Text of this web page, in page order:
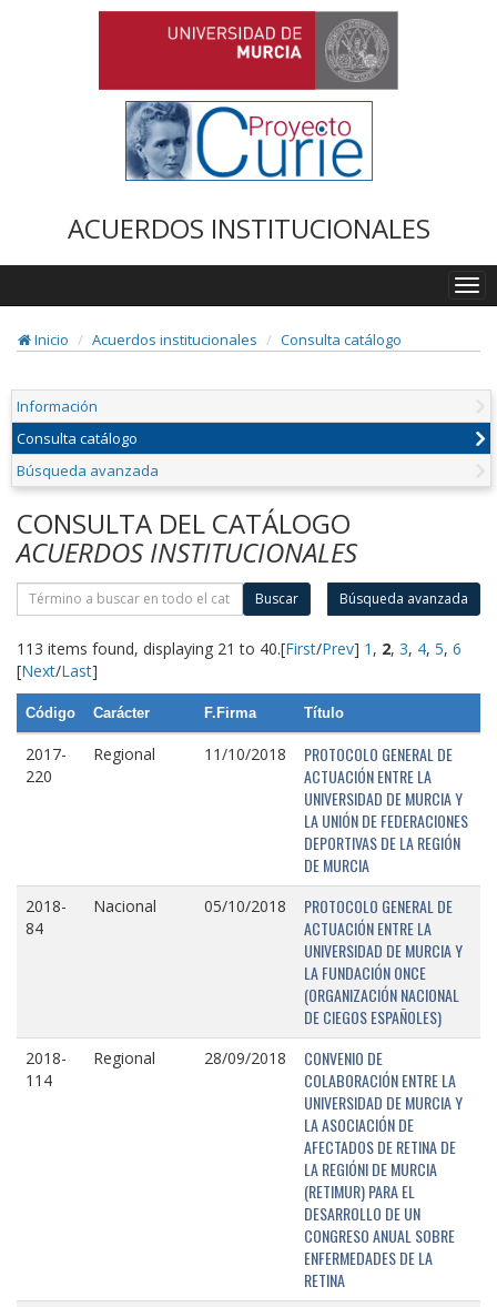
ACUERDOS INSTITUCIONALES
Inicio
Acuerdos institucionales Consulta catálogo
Información
Consulta catálogo
Búsqueda avanzada
CONSULTA DEL CATÁLOGO
ACUERDOS INSTITUCIONALES
Buscar Búsqueda avanzada
113 items found, displaying 21 to 40.[First/Prev] 1 , 2, 3, 4, 5, 6
[Next/Last]
Código Carácter F.Firma Título
2017-
220
Regional 11/10/2018
PROTOCOLO GENERAL DE
ACTUACIÓN ENTRE LA
UNIVERSIDAD DE MURCIA Y
LA UNIÓN DE FEDERACIONES
DEPORTIVAS DE LA REGIÓN
DE MURCIA
2018-
84
Nacional 05/10/2018
PROTOCOLO GENERAL DE
ACTUACIÓN ENTRE LA
UNIVERSIDAD DE MURCIA Y
LA FUNDACIÓN ONCE
(ORGANIZACIÓN NACIONAL
DE CIEGOS ESPAÑOLES)
2018-
114
Regional 28/09/2018
CONVENIO DE
COLABORACIÓN ENTRE LA
UNIVERSIDAD DE MURCIA Y
LA ASOCIACIÓN DE
AFECTADOS DE RETINA DE
LA REGIÓNI DE MURCIA
(RETIMUR) PARA EL
DESARROLLO DE UN
CONGRESO ANUAL SOBRE
ENFERMEDADES DE LA
RETINA